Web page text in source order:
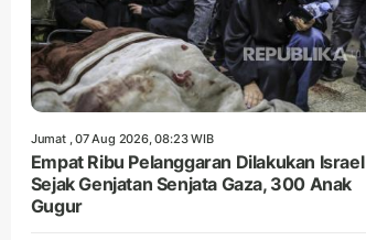
Jumat , 07 Aug 2026, 08:23 WIB
Empat Ribu Pelanggaran Dilakukan Israel
Sejak Genjatan Senjata Gaza, 300 Anak
Gugur